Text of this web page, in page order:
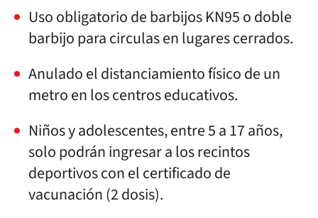
Uso obligatorio de barbijos KN95 o doble
barbijo para circulas en lugares cerrados.
Anulado el distanciamiento físico de un
metro en los centros educativos.
Niños y adolescentes, entre 5 a 17 años,
solo podrán ingresar a los recintos
deportivos con el certificado de
vacunación (2 dosis).